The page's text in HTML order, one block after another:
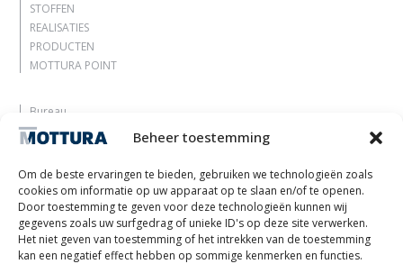
Beheer toestemming
Om de beste ervaringen te bieden, gebruiken we technologieën zoals
cookies om informatie op uw apparaat op te slaan en/of te openen.
Door toestemming te geven voor deze technologieën kunnen wij
gegevens zoals uw surfgedrag of unieke ID's op deze site verwerken.
Het niet geven van toestemming of het intrekken van de toestemming
kan een negatief effect hebben op sommige kenmerken en functies.
STOFFEN
REALISATIES
PRODUCTEN
MOTTURA POINT
Bureau
Laat je inspireren
Contacten
Werk met ons
Gereserveerd gebied
Certificeringen
M2Net
Child Safety